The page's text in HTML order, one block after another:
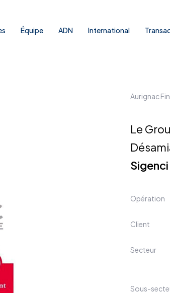
Équipe ADN International
Aurignac
Le
Opération
Client
Secteur
Sous-